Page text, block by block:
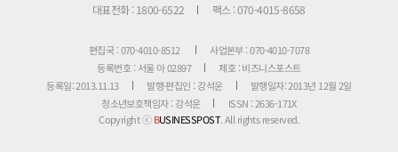
대표전화 : 1800-6522
팩스 : 070-4015-8658
편집국 : 070-4010-8512
사업본부 : 070-4010-7078
등록번호 : 서울 아 02897
제호 : 비즈니스포스트
등록일: 2013.11.13
발행·편집인 : 강석운
발행일자: 2013년 12월 2일
청소년보호책임자 : 강석운
ISSN : 2636-171X
Copyright ⓒBUSINESSPOST. All rights reserved.